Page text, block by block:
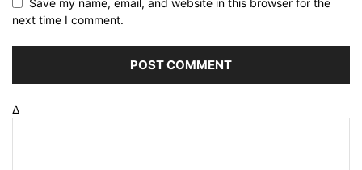
Save my name, email, and website in this browser for the
next time I comment.
Δ